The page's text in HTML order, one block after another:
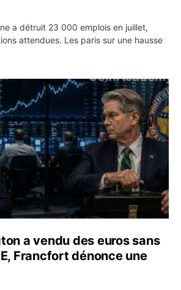
a détruit 23 000 emplois en juillet,
attendues. Les paris sur une hausse
vendu des euros sans prévenir la
a vendu des euros sans
Francfort dénonce une